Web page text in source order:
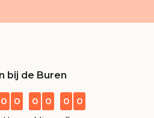
bij de Buren
0 0 0 0 0 0